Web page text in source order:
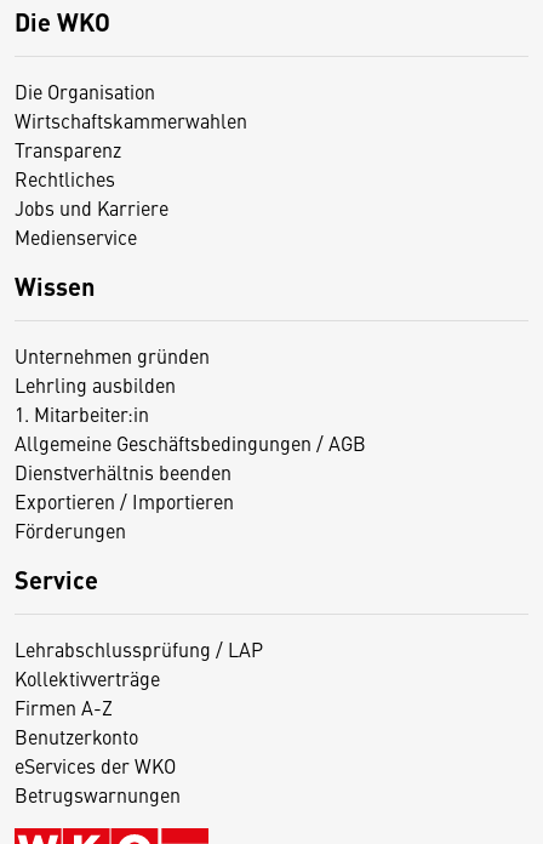
Die WKO
Die Organisation
Wirtschaftskammerwahlen
Transparenz
Rechtliches
Jobs und Karriere
Medienservice
Wissen
Unternehmen gründen
Lehrling ausbilden
1. Mitarbeiter:in
Allgemeine Geschäftsbedingungen / AGB
Dienstverhältnis beenden
Exportieren / Importieren
Förderungen
Service
Lehrabschlussprüfung / LAP
Kollektivverträge
Firmen A-Z
Benutzerkonto
eServices der WKO
Betrugswarnungen